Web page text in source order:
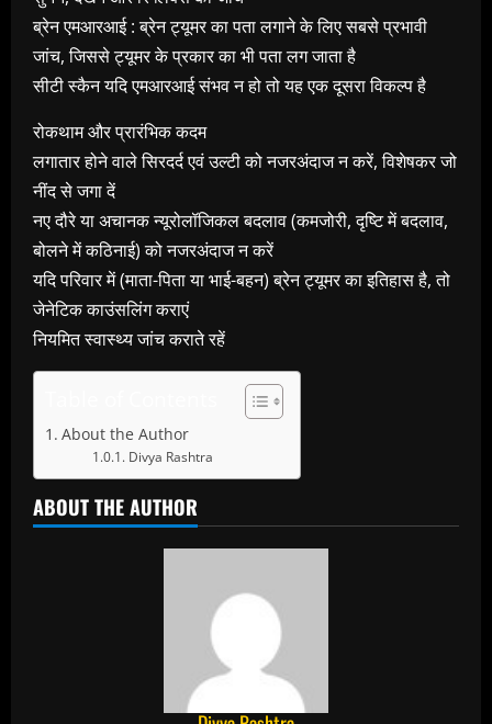
ब्रेन एमआरआई : ब्रेन ट्यूमर का पता लगाने के लिए सबसे प्रभावी
जांच, जिससे ट्यूमर के प्रकार का भी पता लग जाता है
सीटी स्कैन यदि एमआरआई संभव न हो तो यह एक दूसरा विकल्प है
रोकथाम और प्रारंभिक कदम
लगातार होने वाले सिरदर्द एवं उल्टी को नजरअंदाज न करें, विशेषकर जो
नींद से जगा दें
नए दौरे या अचानक न्यूरोलॉजिकल बदलाव (कमजोरी, दृष्टि में बदलाव,
बोलने में कठिनाई) को नजरअंदाज न करें
यदि परिवार में (माता-पिता या भाई-बहन) ब्रेन ट्यूमर का इतिहास है, तो
जेनेटिक काउंसलिंग कराएं
नियमित स्वास्थ्य जांच कराते रहें
About the Author
Divya Rashtra
ABOUT THE AUTHOR